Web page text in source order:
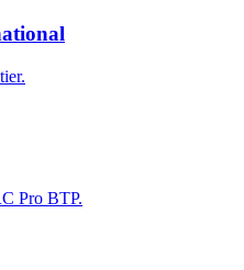
Pro BTP.